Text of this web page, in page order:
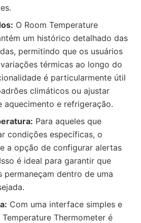
O Room Temperature
um histórico detalhado das
permitindo que os usuários
térmicas ao longo do
é particularmente útil
climáticos ou ajustar
aquecimento e refrigeração.
Para aqueles que
condições específicas, o
a opção de configurar alertas
é ideal para garantir que
permaneçam dentro de uma
Com uma interface simples e
Thermometer é